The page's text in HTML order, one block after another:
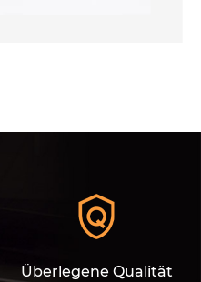
Überlegene Qualität